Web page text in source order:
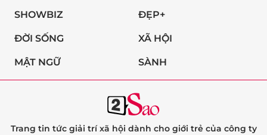
SHOWBIZ ĐẸP+
ĐỜI SỐNG XÃ HỘI
MẬT NGỮ SÀNH
Trang tin tức giải trí xã hội dành cho giới trẻ của công ty